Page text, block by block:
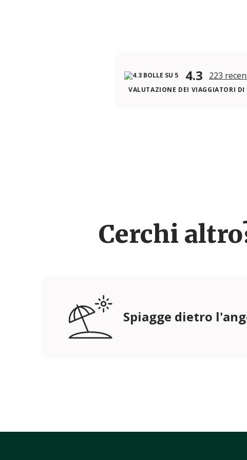
4.3 223
VALUTAZIONE DEI VIAGGIATORI DI
Cerchi
Spiagge dietro